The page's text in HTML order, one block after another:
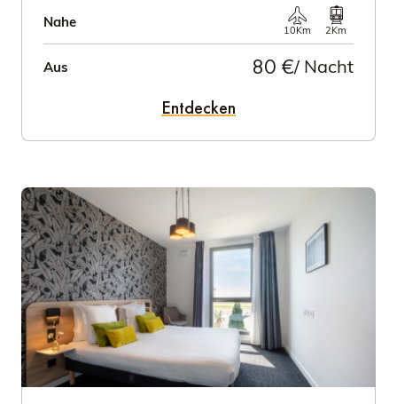
Nahe
10Km 2Km
Aus 80 €/ Nacht
Entdecken